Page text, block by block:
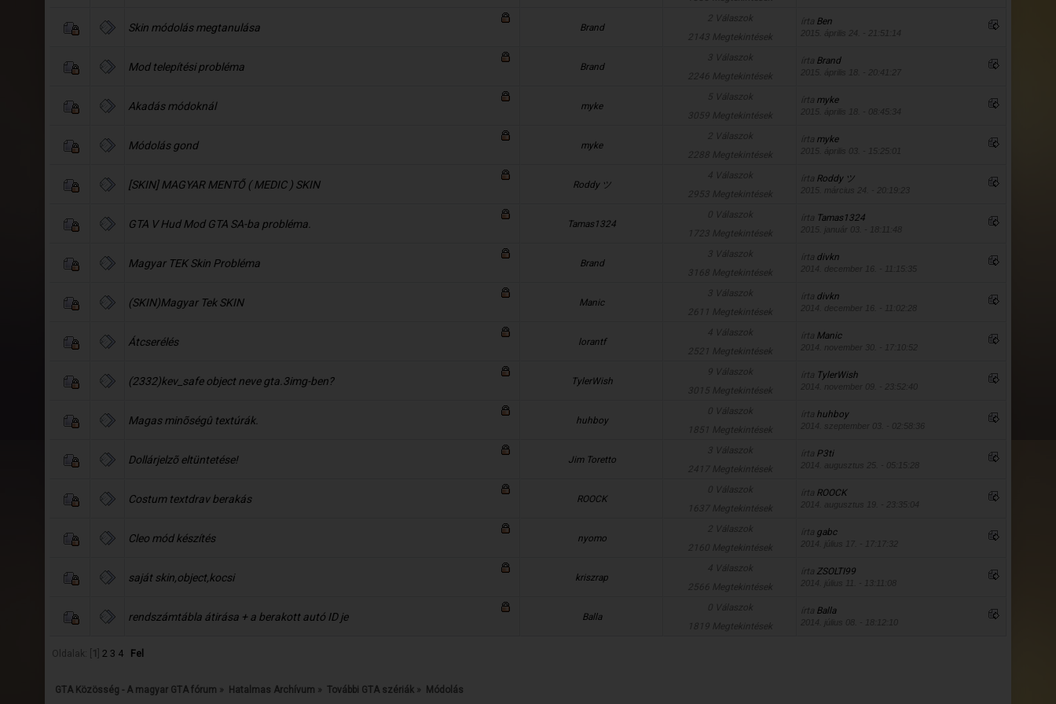
Skin módolás megtanulása Brand
2 Válaszok
2143 Megtekintések
írta Ben
2015. április 24. - 21:51:14
Mod telepítési probléma Brand
3 Válaszok
2246 Megtekintések
írta Brand
2015. április 18. - 20:41:27
Akadás módoknál myke
5 Válaszok
3059 Megtekintések
írta myke
2015. április 18. - 08:45:34
Módolás gond myke
2 Válaszok
2288 Megtekintések
írta myke
2015. április 03. - 15:25:01
[SKIN] MAGYAR MENTŐ ( MEDIC ) SKIN Roddy ツ
4 Válaszok
2953 Megtekintések
írta Roddy ツ
2015. március 24. - 20:19:23
GTA V Hud Mod GTA SA-ba probléma. Tamas1324
0 Válaszok
1723 Megtekintések
írta Tamas1324
2015. január 03. - 18:11:48
Magyar TEK Skin Probléma Brand
3 Válaszok
3168 Megtekintések
írta divkn
2014. december 16. - 11:15:35
(SKIN)Magyar Tek SKIN Manic
3 Válaszok
2611 Megtekintések
írta divkn
2014. december 16. - 11:02:28
Átcserélés lorantf
4 Válaszok
2521 Megtekintések
írta Manic
2014. november 30. - 17:10:52
(2332)kev_safe object neve gta.3img-ben? TylerWish
9 Válaszok
3015 Megtekintések
írta TylerWish
2014. november 09. - 23:52:40
Magas minõségû textúrák. huhboy
0 Válaszok
1851 Megtekintések
írta huhboy
2014. szeptember 03. - 02:58:36
Dollárjelzõ eltüntetése! Jim Toretto
3 Válaszok
2417 Megtekintések
írta P3ti
2014. augusztus 25. - 05:15:28
Costum textdrav berakás ROOCK
0 Válaszok
1637 Megtekintések
írta ROOCK
2014. augusztus 19. - 23:35:04
Cleo mód készítés nyomo
2 Válaszok
2160 Megtekintések
írta gabc
2014. július 17. - 17:17:32
saját skin,object,kocsi kriszrap
4 Válaszok
2566 Megtekintések
írta ZSOLTI99
2014. július 11. - 13:11:08
rendszámtábla átirása + a berakott autó ID je Balla
0 Válaszok
1819 Megtekintések
írta Balla
2014. július 08. - 18:12:10
Oldalak: [ 1 2 3 4 Fel
GTA Közösség - A magyar GTA fórum » Hatalmas Archívum » További GTA szériák» Módolás